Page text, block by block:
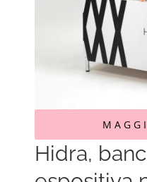
Hidra,